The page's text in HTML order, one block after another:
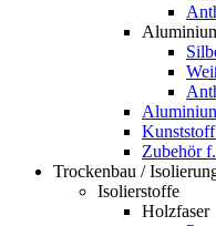
Zubehör
Trockenbau /
Isolierstoffe
Holzfaser